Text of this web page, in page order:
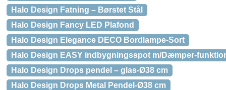
Halo Design Fatning – Børstet Stål
Halo Design Fancy LED Plafond
Halo Design Elegance DECO Bordlampe-Sort
Halo Design EASY indbygningsspot m/Dæmper-
Halo Design Drops pendel – glas-Ø38 cm
Halo Design Drops Metal Pendel-Ø38 cm